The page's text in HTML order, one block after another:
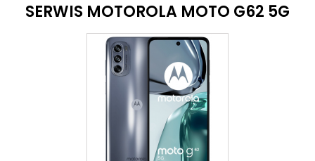
SERWIS MOTOROLA MOTO G62 5G